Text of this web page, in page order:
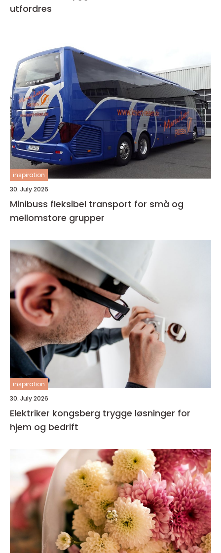
utfordres
inspiration
30. July 2026
Minibuss fleksibel transport for små og
mellomstore grupper
inspiration
30. July 2026
Elektriker kongsberg trygge løsninger for
hjem og bedrift